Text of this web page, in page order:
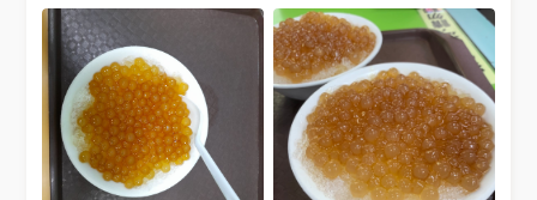
林、新店、淡水、中和；新竹東
區也有分店） - ✏️先稱讚這家店
名副其實！因為如同鴉片一樣一
吃會上癮😍😍當天我跟友人每人
都吃了2碗，甚至還想再吃可見
其可怕的魅力～ - 🔶鴉片粉圓
NT$：50 🌕🌕🌕🌕🌘 （4.3/5）
🔶三圓冰 NT$：50 🌕🌕🌕🌕🌘
（4.3/5） 🔶檸檬愛玉粉圓
NT$：50 🌕🌕🌕🌕🌘 （4.3/5）